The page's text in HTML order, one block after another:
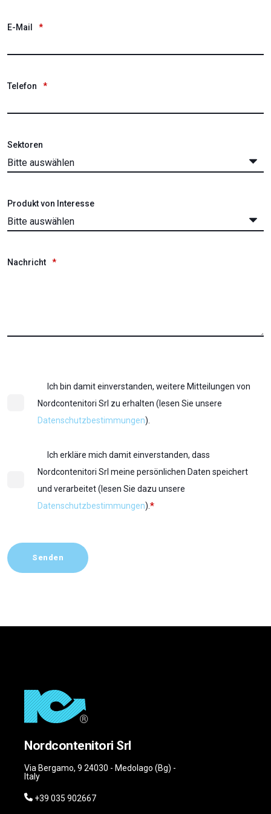
E-Mail *
Telefon *
Sektoren
Produkt von Interesse
Nachricht *
Ich bin damit einverstanden, weitere Mitteilungen von
Nordcontenitori Srl zu erhalten (lesen Sie unsere
Datenschutzbestimmungen).
Ich erkläre mich damit einverstanden, dass
Nordcontenitori Srl meine persönlichen Daten speichert
und verarbeitet (lesen Sie dazu unsere
Datenschutzbestimmungen). *
Nordcontenitori Srl
Via Bergamo, 9 24030 - Medolago (Bg) -
Italy
+39 035 902667